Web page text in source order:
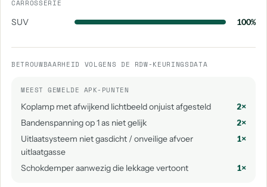
CARROSSERIE
SUV 100%
BETROUWBAARHEID VOLGENS DE RDW-KEURINGSDATA
MEEST GEMELDE APK-PUNTEN
Koplamp met afwijkend lichtbeeld onjuist afgesteld
2×
Bandenspanning op 1 as niet gelijk
2×
Uitlaatsysteem niet gasdicht / onveilige afvoer
uitlaatgasse
1×
Schokdemper aanwezig die lekkage vertoont 1×